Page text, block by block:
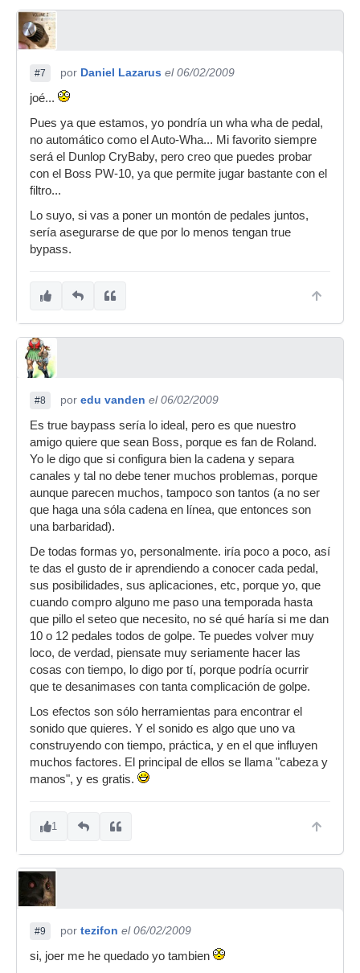
#7 por Daniel Lazarus el 06/02/2009
joé...
Pues ya que estamos, yo pondría un wha wha de pedal,
no automático como el Auto-Wha... Mi favorito siempre
será el Dunlop CryBaby, pero creo que puedes probar
con el Boss PW-10, ya que permite jugar bastante con el
filtro...
Lo suyo, si vas a poner un montón de pedales juntos,
sería asegurarse de que por lo menos tengan true
bypass.
#8 por edu vanden el 06/02/2009
Es true baypass sería lo ideal, pero es que nuestro
amigo quiere que sean Boss, porque es fan de Roland.
Yo le digo que si configura bien la cadena y separa
canales y tal no debe tener muchos problemas, porque
aunque parecen muchos, tampoco son tantos (a no ser
que haga una sóla cadena en línea, que entonces son
una barbaridad).
De todas formas yo, personalmente. iría poco a poco, así
te das el gusto de ir aprendiendo a conocer cada pedal,
sus posibilidades, sus aplicaciones, etc, porque yo, que
cuando compro alguno me paso una temporada hasta
que pillo el seteo que necesito, no sé qué haría si me dan
10 o 12 pedales todos de golpe. Te puedes volver muy
loco, de verdad, piensate muy seriamente hacer las
cosas con tiempo, lo digo por tí, porque podría ocurrir
que te desanimases con tanta complicación de golpe.
Los efectos son sólo herramientas para encontrar el
sonido que quieres. Y el sonido es algo que uno va
construyendo con tiempo, práctica, y en el que influyen
muchos factores. El principal de ellos se llama "cabeza y
manos", y es gratis.
1
#9 por tezifon el 06/02/2009
si, joer me he quedado yo tambien